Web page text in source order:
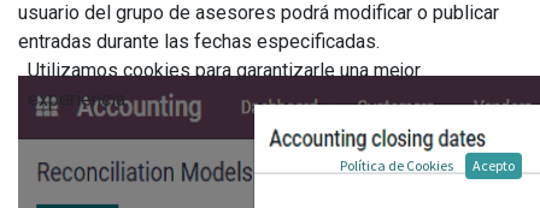
usuario del grupo de asesores podrá modificar o publicar
entradas durante las fechas especificadas.
Utilizamos cookies para garantizarle una mejor
experiencia.
Política de Cookies Acepto